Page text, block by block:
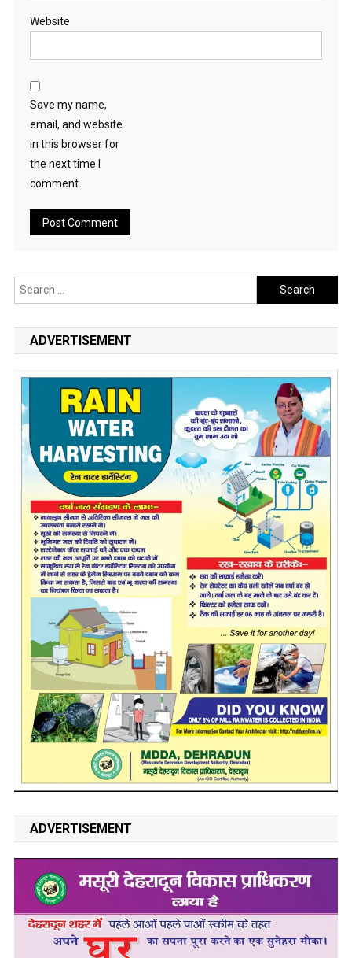
Website
Save my name,
email, and website
in this browser for
the next time I
comment.
Search
for:
ADVERTISEMENT
ADVERTISEMENT